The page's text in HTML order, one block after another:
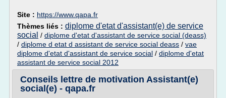
Site : https://www.qapa.fr
Thèmes liés : diplome d'etat d'assistant(e) de service
social / diplome d'etat d'assistant de service social (deass)
/ diplome d etat d assistant de service social deass / vae
diplome d'etat d'assistant de service social / diplome d'etat
assistant de service social 2012
Conseils lettre de motivation Assistant(e)
social(e) - qapa.fr